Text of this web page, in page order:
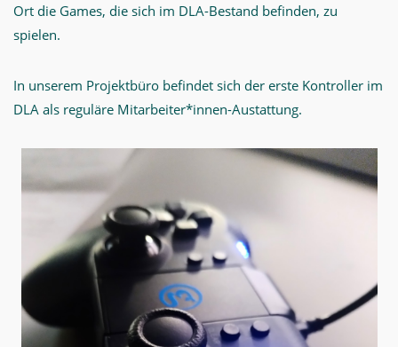
Ort die Games, die sich im DLA-Bestand befinden, zu
spielen.
In unserem Projektbüro befindet sich der erste Kontroller im
DLA als reguläre Mitarbeiter*innen-Austattung.